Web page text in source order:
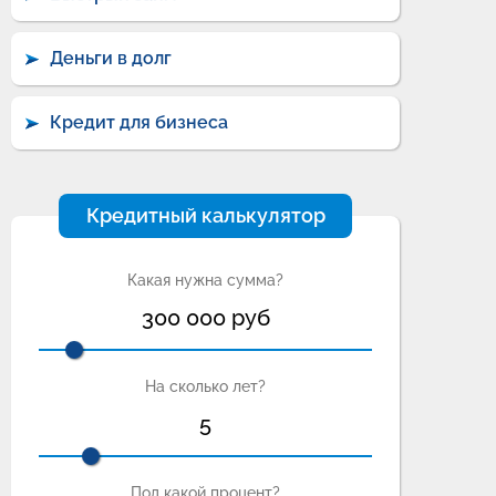
Деньги в долг
Кредит для бизнеса
Кредитный калькулятор
Какая нужна сумма?
300 000руб
На сколько лет?
5